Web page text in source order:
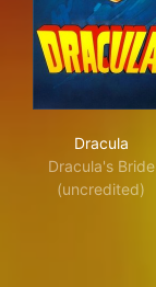
Dracula
Dracula's Bride
(uncredited)